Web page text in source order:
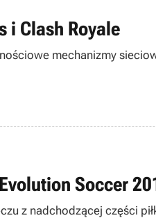
i Clash Royale
mechanizmy
Soccer
z nadchodzącej części